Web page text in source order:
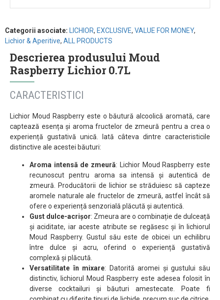
Categorii asociate: LICHIOR, EXCLUSIVE, VALUE FOR MONEY,
Lichior & Aperitive, ALL PRODUCTS
Descrierea produsului Moud
Raspberry Lichior 0.7L
CARACTERISTICI
Lichior Moud Raspberry este o băutură alcoolică aromată, care
captează esența și aroma fructelor de zmeură pentru a crea o
experiență gustativă unică. Iată câteva dintre caracteristicile
distinctive ale acestei băuturi:
Aroma intensă de zmeură: Lichior Moud Raspberry este
recunoscut pentru aroma sa intensă și autentică de
zmeură. Producătorii de lichior se străduiesc să capteze
aromele naturale ale fructelor de zmeură, astfel încât să
ofere o experiență senzorială plăcută și autentică.
Gust dulce-acrișor: Zmeura are o combinație de dulceață
și aciditate, iar aceste atribute se regăsesc și în lichiorul
Moud Raspberry. Gustul său este de obicei un echilibru
între dulce și acru, oferind o experiență gustativă
complexă și plăcută.
Versatilitate în mixare: Datorită aromei și gustului său
distinctiv, lichiorul Moud Raspberry este adesea folosit în
diverse cocktailuri și băuturi amestecate. Poate fi